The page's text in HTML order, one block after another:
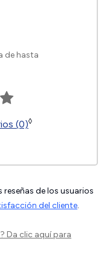
de hasta
(0)◊
reseñas de los usuarios
del cliente.
Da clic aquípara